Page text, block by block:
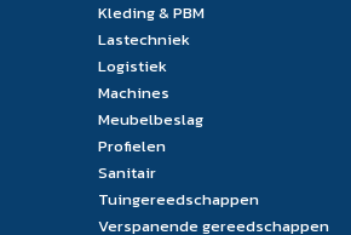
Kleding & PBM
Lastechniek
Logistiek
Machines
Meubelbeslag
Profielen
Sanitair
Tuingereedschappen
Verspanende gereedschappen